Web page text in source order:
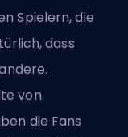
Spielern, die
dass
von
die Fans